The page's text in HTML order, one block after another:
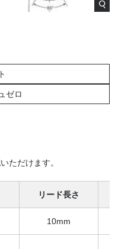
ゼロ
ただけます。
リード長さ
10mm